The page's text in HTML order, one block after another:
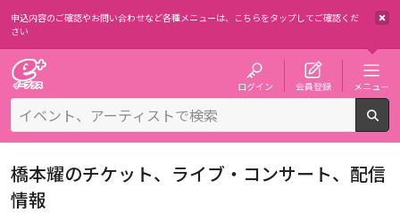
申込内容のご確認やお問い合わせなど各種メニューは、 こちらをタップしてご確認くだ
さい
ログイン 会員登録 メニュー
橋本耀のチケット、ライブ・コンサート、配信
情報